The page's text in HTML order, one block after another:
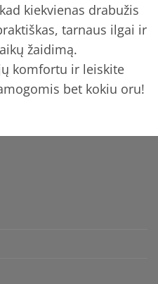
kiekvienas drabužis
tarnaus ilgai ir
žaidimą.
komfortu ir leiskite
bet kokiu oru!